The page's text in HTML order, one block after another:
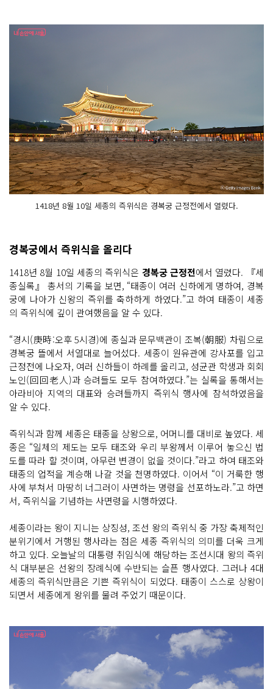
1418년 8월 10일 세종의 즉위식은 경복궁 근정전에서 열렸다.
경복궁에서 즉위식을 올리다
1418년 8월 10일 세종의 즉위식은 경복궁 근정전에서 열렸다. 『세
종실록』 총서의 기록을 보면, “태종이 여러 신하에게 명하여, 경복
궁에 나아가 신왕의 즉위를 축하하게 하였다.”고 하여 태종이 세종
의 즉위식에 깊이 관여했음을 알 수 있다.
“경시(庚時:오후 5시경)에 종실과 문무백관이 조복(朝服) 차림으로
경복궁 뜰에서 서열대로 늘어섰다. 세종이 원유관에 강사포를 입고
근정전에 나오자, 여러 신하들이 하례를 올리고, 성균관 학생과 회회
노인(回回老人)과 승려들도 모두 참여하였다.”는 실록을 통해서는
아라비아 지역의 대표와 승려들까지 즉위식 행사에 참석하였음을
알 수 있다.
즉위식과 함께 세종은 태종을 상왕으로, 어머니를 대비로 높였다. 세
종은 “일체의 제도는 모두 태조와 우리 부왕께서 이루어 놓으신 법
도를 따라 할 것이며, 아무런 변경이 없을 것이다.”라고 하여 태조와
태종의 업적을 계승해 나갈 것을 천명하였다. 이어서 “이 거룩한 행
사에 부쳐서 마땅히 너그러이 사면하는 명령을 선포하노라.”고 하면
서, 즉위식을 기념하는 사면령을 시행하였다.
세종이라는 왕이 지니는 상징성, 조선 왕의 즉위식 중 가장 축제적인
분위기에서 거행된 행사라는 점은 세종 즉위식의 의미를 더욱 크게
하고 있다. 오늘날의 대통령 취임식에 해당하는 조선시대 왕의 즉위
식 대부분은 선왕의 장례식에 수반되는 슬픈 행사였다. 그러나 4대
세종의 즉위식만큼은 기쁜 즉위식이 되었다. 태종이 스스로 상왕이
되면서 세종에게 왕위를 물려 주었기 때문이다.